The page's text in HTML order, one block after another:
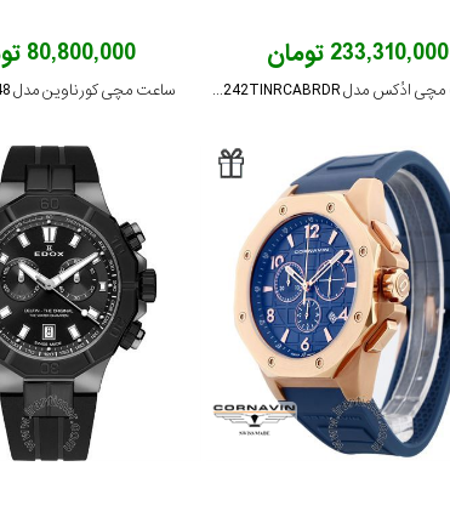
233,310,000 تومان
ساعت مچی ادُکس مدل 10242TINRCABRDR
80,800,000 تومان
ساعت مچی کورناوین مدل COR2021-2048